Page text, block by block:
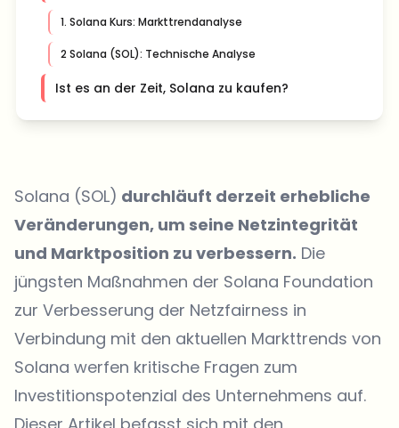
1. Solana Kurs: Markttrendanalyse
2 Solana (SOL): Technische Analyse
Ist es an der Zeit, Solana zu kaufen?
Solana (SOL) durchläuft derzeit erhebliche
Veränderungen, um seine Netzintegrität
und Marktposition zu verbessern. Die
jüngsten Maßnahmen der Solana Foundation
zur Verbesserung der Netzfairness in
Verbindung mit den aktuellen Markttrends von
Solana werfen kritische Fragen zum
Investitionspotenzial des Unternehmens auf.